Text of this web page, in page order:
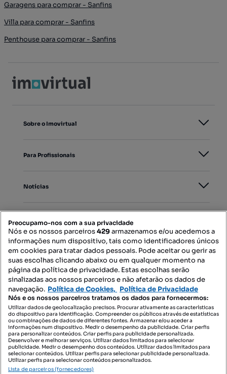
Garagens para comprar - Sanfins
Villa para comprar - Sanfins
Penthouse para comprar - Sanfins
Sobre o Imovirtual
Para Profissionais
Notícias
Mapa do Site
Contacte-nos
SIGA-NOS:
DESCARREGAR NA:
Preocupamo-nos com a sua privacidade
Nós e os nossos parceiros429armazenamos e/ou acedemos a
informações num dispositivo, tais como identificadores únicos
em cookies para tratar dados pessoais. Pode aceitar ou gerir as
suas escolhas clicando abaixo ou em qualquer momento na
página da política de privacidade. Estas escolhas serão
sinalizadas aos nossos parceiros e não afetarão os dados de
navegação. Política de Cookies, Política de Privacidade
Nós e os nossos parceiros tratamos os dados para fornecermos:
Utilizar dados de geolocalização precisos. Procurar ativamente as características
do dispositivo para identificação. Compreender os públicos através de estatísticas
ou combinações de dados de diferentes fontes. Armazenar e/ou aceder a
informações num dispositivo. Medir o desempenho da publicidade. Criar perfis
para personalizar conteúdos. Criar perfis para publicidade personalizada.
Desenvolver e melhorar serviços. Utilizar dados limitados para selecionar
publicidade. Medir o desempenho dos conteúdos. Utilizar dados limitados para
selecionar conteúdos. Utilizar perfis para selecionar publicidade personalizada.
Utilizar perfis para selecionar conteúdos personalizados.
Lista de parceiros (fornecedores)